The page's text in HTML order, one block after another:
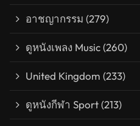
อาชญากรรม (279)
ดูหนังเพลง Music(260)
United Kingdom (233)
ดูหนังกีฬา Sport(213)